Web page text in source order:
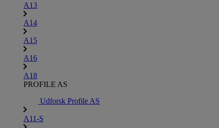
A13
A14
A15
A16
A18
PROFILE AS
Udforsk Profile AS
A11-S